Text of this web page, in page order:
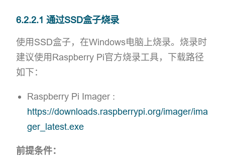
6.2.2.1 通过SSD盒子烧录
使用SSD盒子，在Windows电脑上烧录。烧录时
建议使用Raspberry Pi官方烧录工具，下载路径
如下：
Raspberry Pi Imager :
https://downloads.raspberrypi.org/imager/ima
ger_latest.exe
前提条件：